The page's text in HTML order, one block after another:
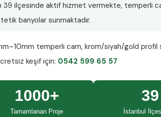
39 ilçesinde aktif hizmet vermekte, temperli
banyolar sunmaktadır.
temperli cam, krom/siyah/gold
keşif için: 0542 599 65 57
1000+
Tamamlanan Proje
39
İstanbul